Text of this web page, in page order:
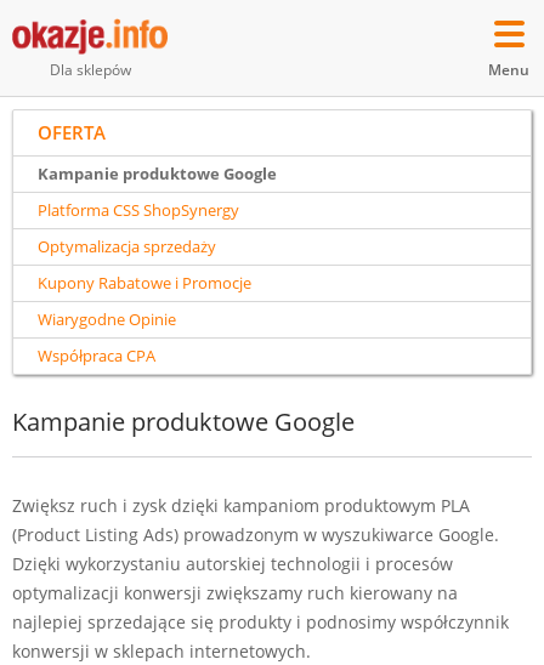
Dla sklepów Menu
OFERTA
Kampanie produktowe Google
Platforma CSS ShopSynergy
Optymalizacja sprzedaży
Kupony Rabatowe i Promocje
Wiarygodne Opinie
Współpraca CPA
Kampanie produktowe Google
Zwiększ ruch i zysk dzięki kampaniom produktowym PLA
(Product Listing Ads) prowadzonym w wyszukiwarce Google.
Dzięki wykorzystaniu autorskiej technologii i procesów
optymalizacji konwersji zwiększamy ruch kierowany na
najlepiej sprzedające się produkty i podnosimy współczynnik
konwersji w sklepach internetowych.